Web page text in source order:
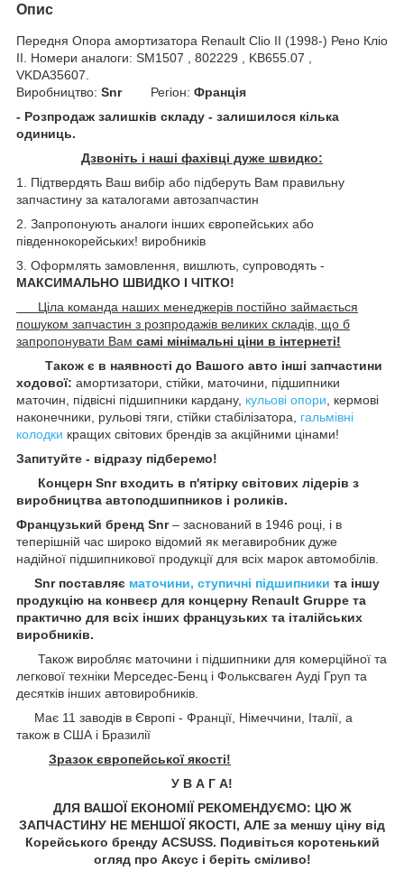
Опис
Передня Опора амортизатора Renault Clio II (1998-) Рено Кліо
II. Номери аналоги: SM1507 , 802229 , KB655.07 ,
VKDA35607.
Виробництво: SnrРегіон: Франція
- Розпродаж залишків складу - залишилося кілька
одиниць.
Дзвоніть і наші фахівці дуже швидко:
1. Підтвердять Ваш вибір або підберуть Вам правильну
запчастину за каталогами автозапчастин
2. Запропонують аналоги інших європейських або
південнокорейських! виробників
3. Оформлять замовлення, вишлють, супроводять -
МАКСИМАЛЬНО ШВИДКО І ЧІТКО!
Ціла команда наших менеджерів постійно займається
пошуком запчастин з розпродажів великих складів, що б
запропонувати Вам самі мінімальні ціни в інтернеті!
Також є в наявності до Вашого авто інші запчастини
ходової: амортизатори, стійки, маточини, підшипники
маточин, підвісні підшипники кардану, кульові опори , кермові
наконечники, рульові тяги, стійки стабілізатора, гальмівні
колодки кращих світових брендів за акційними цінами!
Запитуйте - відразу підберемо!
Концерн Snr входить в п'ятірку світових лідерів з
виробництва автоподшипников і роликів.
Французький бренд Snr– заснований в 1946 році, і в
теперішній час широко відомий як мегавиробник дуже
надійної підшипникової продукції для всіх марок автомобілів.
Snr поставляє маточини, ступичні підшипники та іншу
продукцію на конвеєр для концерну Renault Gruppe та
практично для всіх інших французьких та італійських
виробників.
Також виробляє маточини і підшипники для комерційної та
легкової техніки Мерседес-Бенц і Фольксваген Ауді Груп та
десятків інших автовиробників.
Має 11 заводів в Європі - Франції, Німеччини, Італії, а
також в США і Бразилії
Зразок європейської якості!
У В А Г А!
ДЛЯ ВАШОЇ ЕКОНОМІЇ РЕКОМЕНДУЄМО: ЦЮ Ж
ЗАПЧАСТИНУ НЕ МЕНШОЇ ЯКОСТІ, АЛЕ за меншу ціну від
Корейського бренду ACSUSS. Подивіться коротенький
огляд про Аксус і беріть сміливо!